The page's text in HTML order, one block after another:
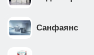
Санфаянс